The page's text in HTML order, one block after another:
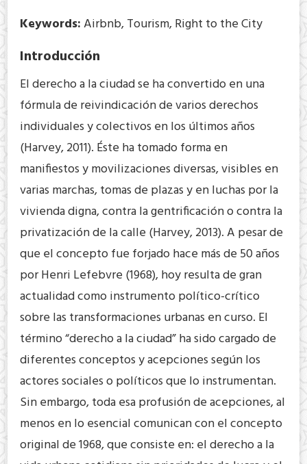
Keywords:Airbnb, Tourism, Right to the City
Introducción
El derecho a la ciudad se ha convertido en una
fórmula de reivindicación de varios derechos
individuales y colectivos en los últimos años
(Harvey, 2011). Éste ha tomado forma en
manifiestos y movilizaciones diversas, visibles en
varias marchas, tomas de plazas y en luchas por la
vivienda digna, contra la gentrificación o contra la
privatización de la calle (Harvey, 2013). A pesar de
que el concepto fue forjado hace más de 50 años
por Henri Lefebvre (1968), hoy resulta de gran
actualidad como instrumento político-crítico
sobre las transformaciones urbanas en curso. El
término “derecho a la ciudad” ha sido cargado de
diferentes conceptos y acepciones según los
actores sociales o políticos que lo instrumentan.
Sin embargo, toda esa profusión de acepciones, al
menos en lo esencial comunican con el concepto
original de 1968, que consiste en: el derecho a la